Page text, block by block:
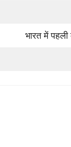
भारत में पहली